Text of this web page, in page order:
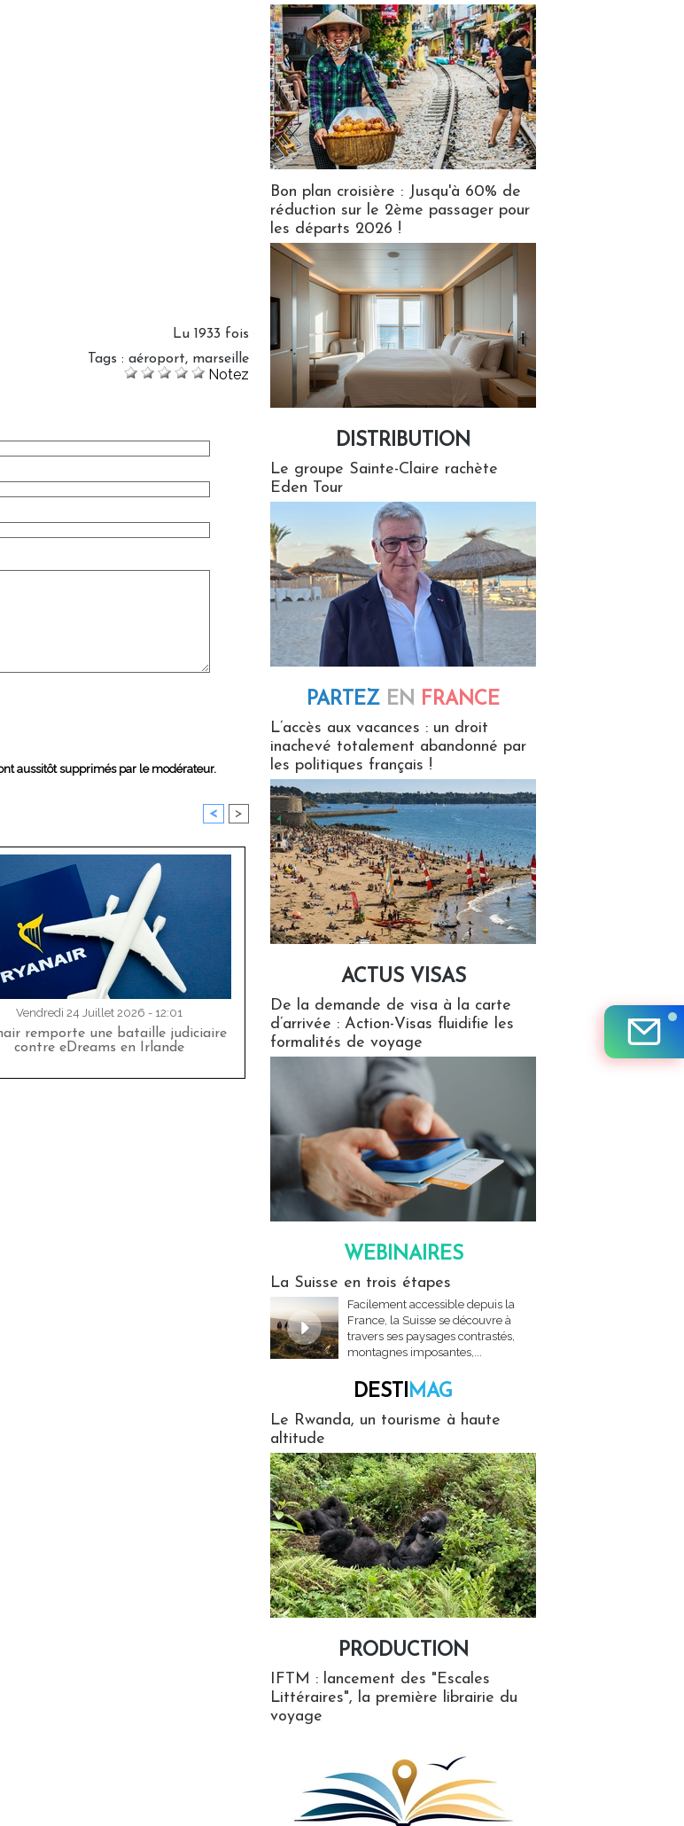
Lu 1933 fois
Tags : aéroport, marseille
Notez
aussitôt supprimés par le modérateur.
< >
Vendredi 24 Juillet 2026 - 12:01
remporte une bataille judiciaire
contre eDreams en Irlande
Bon plan croisière : Jusqu'à 60% de
réduction sur le 2ème passager pour
les départs 2026 !
DISTRIBUTION
Le groupe Sainte-Claire rachète
Eden Tour
PARTEZ EN FRANCE
L’accès aux vacances : un droit
inachevé totalement abandonné par
les politiques français !
ACTUS VISAS
De la demande de visa à la carte
d’arrivée : Action-Visas fluidifie les
formalités de voyage
WEBINAIRES
La Suisse en trois étapes
Facilement accessible depuis la
France, la Suisse se découvre à
travers ses paysages contrastés,
montagnes imposantes,...
DESTIMAG
Le Rwanda, un tourisme à haute
altitude
PRODUCTION
IFTM : lancement des "Escales
Littéraires", la première librairie du
voyage